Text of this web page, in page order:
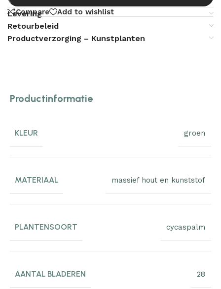
Compare Add to wishlist
Levering
Retourbeleid
Productverzorging – Kunstplanten
Productinformatie
KLEUR groen
MATERIAAL massief hout en kunststof
PLANTENSOORT cycaspalm
AANTAL BLADEREN 28